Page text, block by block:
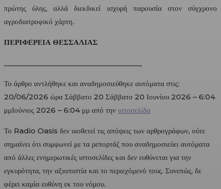
πρώτης ύλης, αλλά διεκδικεί ισχυρή παρουσία στον σύγχρονο
αγροδιατροφικό χάρτη.
ΠΕΡΙΦΕΡΕΙΑ ΘΕΣΣΑΛΙΑΣ
Το άρθρο αντλήθηκε και αναδημοσιεύθηκε αυτόματα στις:
20/06/2026 ώρα Σάββατο 20 Σάββατο 20 Ιουνίου 2026 – 6:04
μμΙούνιος 2026 – 6:04 μμ από την ιστοσελίδα
Το Radio Oasis δεν υιοθετεί τις απόψεις των αρθρογράφων, ούτε
σημαίνει ότι συμφωνεί με τα ρεπορτάζ που αναδημοσιεύει αυτόματα
από άλλες ενημερωτικές ιστοσελίδες και δεν ευθύνεται για την
εγκυρότητα, την αξιοπιστία και το περιεχόμενό τους. Συνεπώς, δε
φέρει καμία ευθύνη εκ του νόμου.